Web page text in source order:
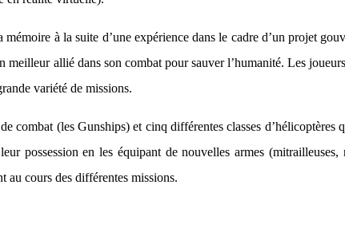
à la suite d’une expérience dans le cadre d’un projet
allié dans son combat pour sauver l’humanité. Les
variété de missions.
combat (les Gunships) et cinq différentes classes
possession en les équipant de nouvelles armes
au cours des différentes missions.